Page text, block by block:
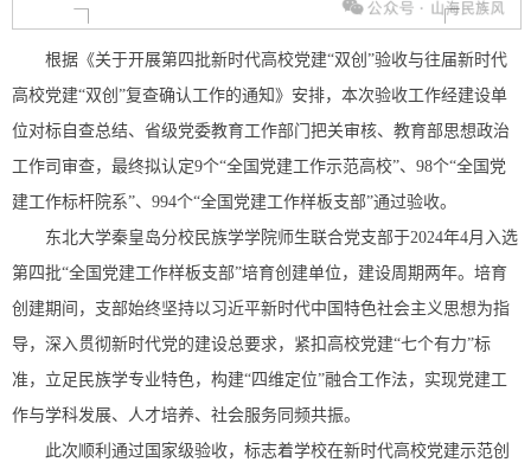
根据《关于开展第四批新时代高校党建“双创”验收与往届新时代
高校党建“双创”复查确认工作的通知》安排，本次验收工作经建设单
位对标自查总结、省级党委教育工作部门把关审核、教育部思想政治
工作司审查，最终拟认定9个“全国党建工作示范高校”、98个“全国党
建工作标杆院系”、994个“全国党建工作样板支部”通过验收。
东北大学秦皇岛分校民族学学院师生联合党支部于2024年4月入选
第四批“全国党建工作样板支部”培育创建单位，建设周期两年。培育
创建期间，支部始终坚持以习近平新时代中国特色社会主义思想为指
导，深入贯彻新时代党的建设总要求，紧扣高校党建“七个有力”标
准，立足民族学专业特色，构建“四维定位”融合工作法，实现党建工
作与学科发展、人才培养、社会服务同频共振。
此次顺利通过国家级验收，标志着学校在新时代高校党建示范创